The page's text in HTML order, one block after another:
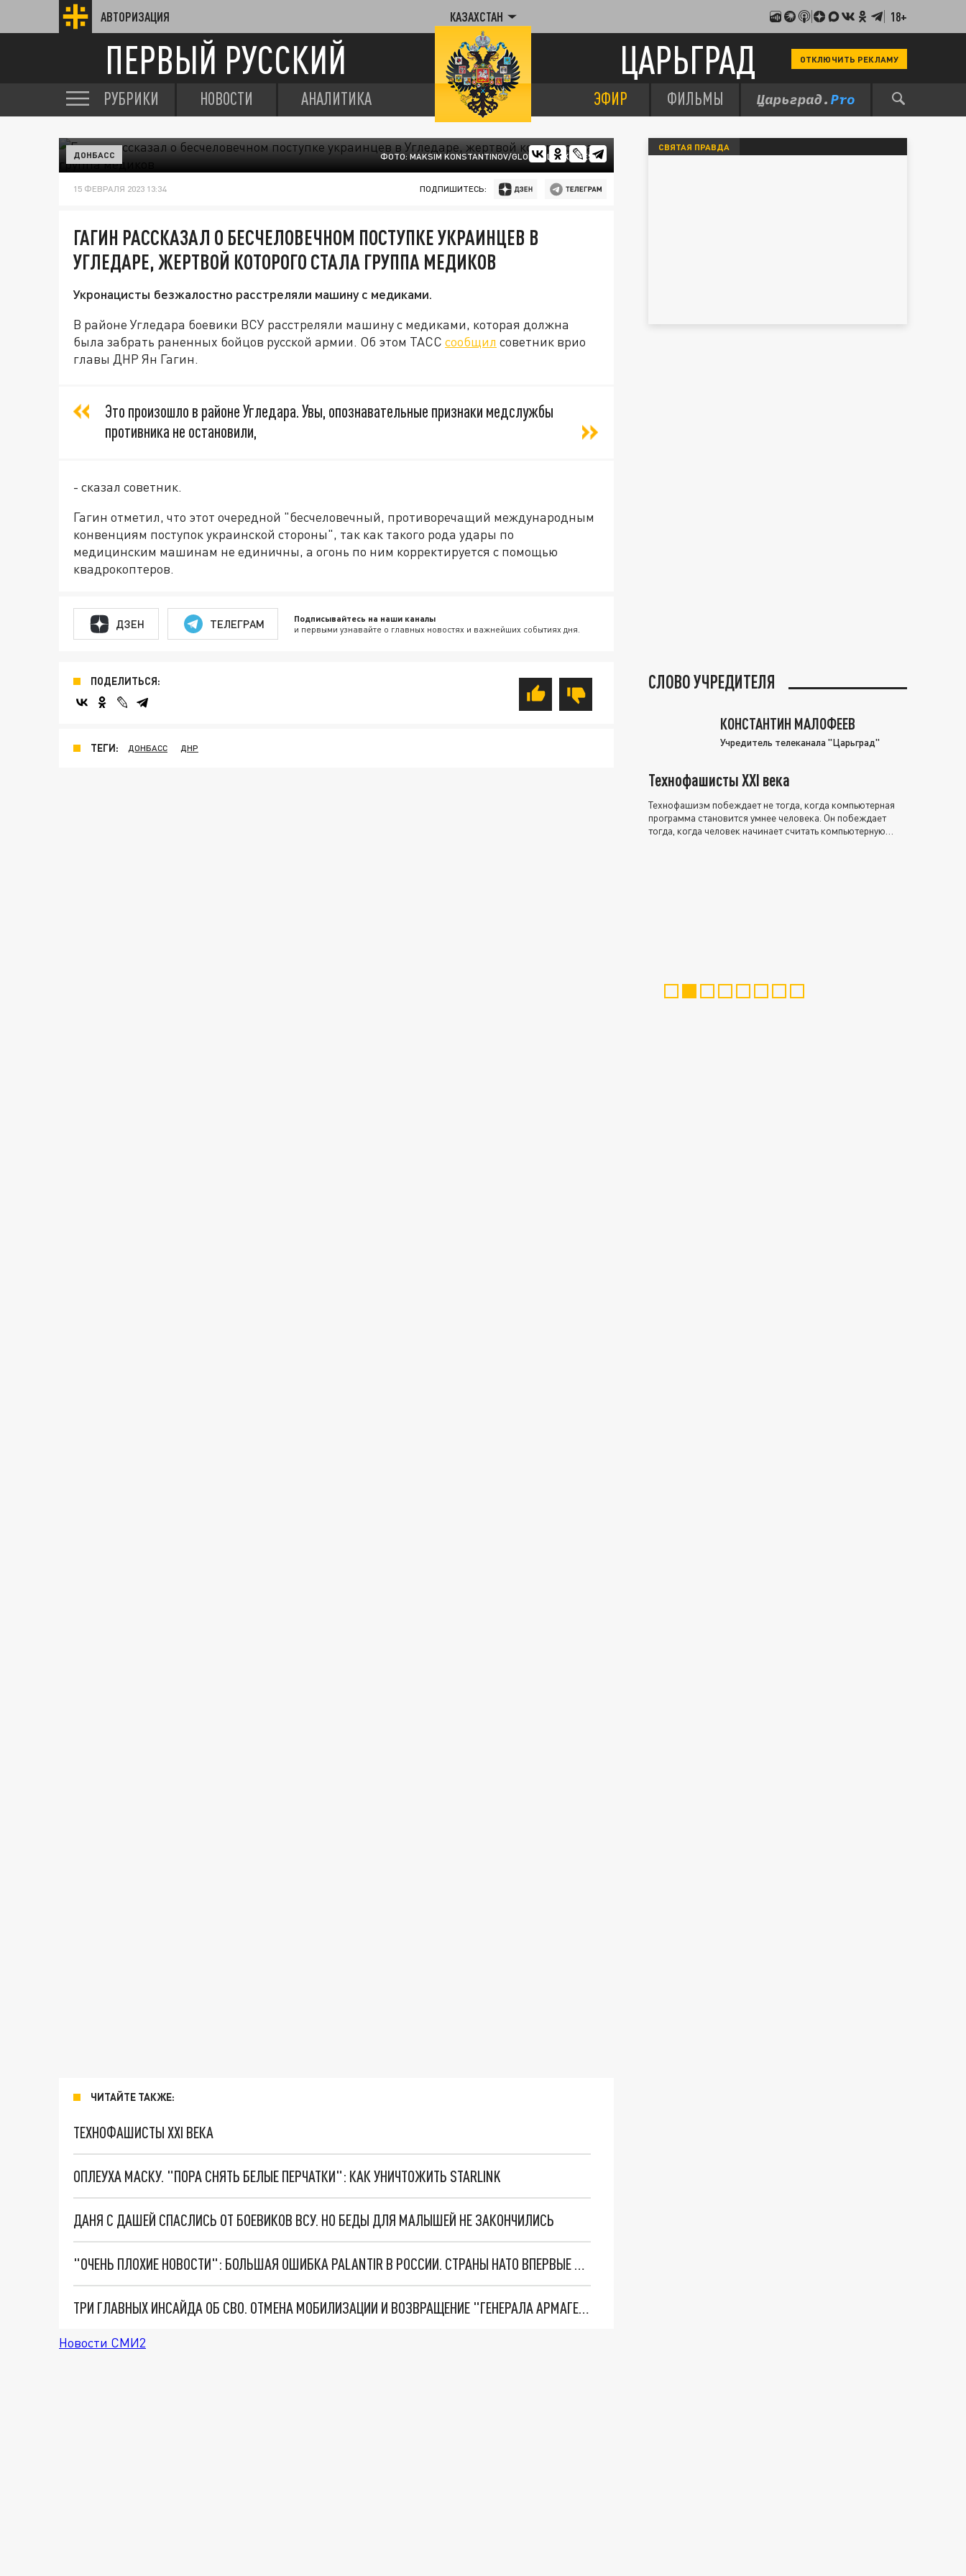
АВТОРИЗАЦИЯ КАЗАХСТАН 18+
ПЕРВЫЙ РУССКИЙ ЦАРЬГРАД ОТКЛЮЧИТЬ РЕКЛАМУ
РУБРИКИ НОВОСТИ АНАЛИТИКА ЭФИР ФИЛЬМЫ
ФОТО: MAKSIM KONSTANTINOV/GLOBAL LOOK PRESS
ДОНБАСС
15 ФЕВРАЛЯ 2023 13:34 ПОДПИШИТЕСЬ:
ГАГИН РАССКАЗАЛ О БЕСЧЕЛОВЕЧНОМ ПОСТУПКЕ УКРАИНЦЕВ В
УГЛЕДАРЕ, ЖЕРТВОЙ КОТОРОГО СТАЛА ГРУППА МЕДИКОВ
Укронацисты безжалостно расстреляли машину с медиками.
В районе Угледара боевики ВСУ расстреляли машину с медиками, которая должна
была забрать раненных бойцов русской армии. Об этом ТАСС сообщил советник врио
главы ДНР Ян Гагин.
Это произошло в районе Угледара. Увы, опознавательные признаки медслужбы
противника не остановили,
- сказал советник.
Гагин отметил, что этот очередной "бесчеловечный, противоречащий международным
конвенциям поступок украинской стороны", так как такого рода удары по
медицинским машинам не единичны, а огонь по ним корректируется с помощью
квадрокоптеров.
ДЗЕН ТЕЛЕГРАМ Подписывайтесь на наши каналы
и первыми узнавайте о главных новостях и важнейших событиях дня.
ПОДЕЛИТЬСЯ:
ТЕГИ: ДОНБАСС ДНР
ЧИТАЙТЕ ТАКЖЕ:
ТЕХНОФАШИСТЫ XXI ВЕКА
ОПЛЕУХА МАСКУ. "ПОРА СНЯТЬ БЕЛЫЕ ПЕРЧАТКИ": КАК УНИЧТОЖИТЬ STARLINK
ДАНЯ С ДАШЕЙ СПАСЛИСЬ ОТ БОЕВИКОВ ВСУ. НО БЕДЫ ДЛЯ МАЛЫШЕЙ НЕ ЗАКОНЧИЛИСЬ
"ОЧЕНЬ ПЛОХИЕ НОВОСТИ": БОЛЬШАЯ ОШИБКА PALANTIR В РОССИИ. СТРАНЫ НАТО ВПЕРВЫЕ ЗА СВО ОСТАНОВИЛИ ПОСТАВКИ ОРУЖИЯ. ВСУ ТЕРЯЮТ ПРИГРАНИЧЬЕ?
ТРИ ГЛАВНЫХ ИНСАЙДА ОБ СВО. ОТМЕНА МОБИЛИЗАЦИИ И ВОЗВРАЩЕНИЕ "ГЕНЕРАЛА АРМАГЕДДОНА"? ОТЛИЧНЫЕ НОВОСТИ, КОТОРЫЕ ЖДАЛИ ВСЕ
Новости СМИ2
СВЯТАЯ ПРАВДА
СЛОВО УЧРЕДИТЕЛЯ
КОНСТАНТИН МАЛОФЕЕВ
Учредитель телеканала "Царьград"
Технофашисты XXI века
Технофашизм побеждает не тогда, когда компьютерная
программа становится умнее человека. Он побеждает
тогда, когда человек начинает считать компьютерную